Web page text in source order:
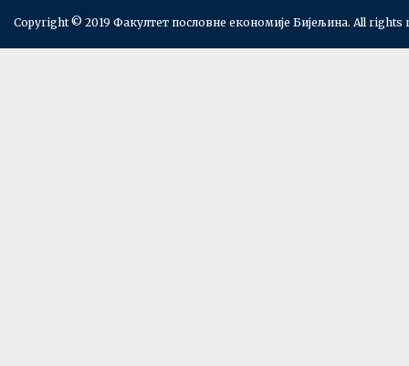
Copyright © 2019 Факултет пословне економије Бијељина. All rights